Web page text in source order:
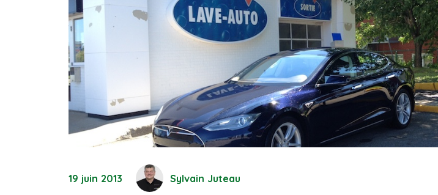
19 juin 2013 Sylvain Juteau